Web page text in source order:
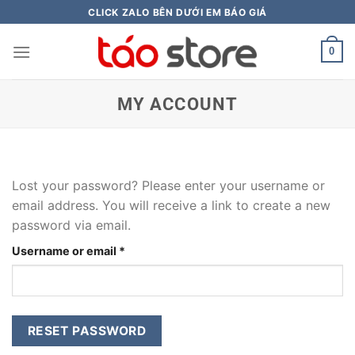
to
content
CLICK ZALO BÊN DƯỚI EM BÁO GIÁ
0
MY ACCOUNT
Lost your password? Please enter your username or
email address. You will receive a link to create a new
password via email.
Username or email *
RESET PASSWORD